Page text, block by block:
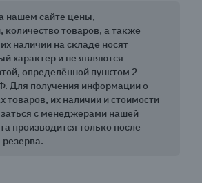
нашем сайте цены,
количество товаров, а также
наличии на складе носят
характер и не являются
определённой пунктом 2
Для получения информации о
товаров, их наличии и стоимости
с менеджерами нашей
производится только после